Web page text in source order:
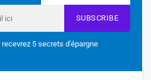
SUBSCRIBE
5 secrets d'épargne